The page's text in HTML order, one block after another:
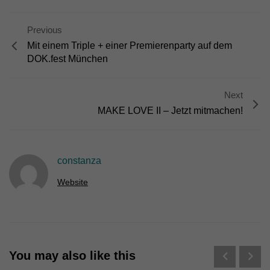
Previous
Mit einem Triple + einer Premierenparty auf dem
DOK.fest München
Next
MAKE LOVE II – Jetzt mitmachen!
constanza
Website
You may also like this
Website. Einige von ihnen sind essenziell, während andere uns
helfen, diese Website und Ihre Erfahrung zu verbessern.
Personenbezogene Daten können verarbeitet werden (z. B. IP-
Adressen), z. B. für personalisierte Anzeigen und Inhalte oder
Hier finden Sie eine Übersicht über alle verwendeten Cookies. Sie
Alle akzeptieren
Essenzielle Cookies ermöglichen grundlegende Funktionen und sind für